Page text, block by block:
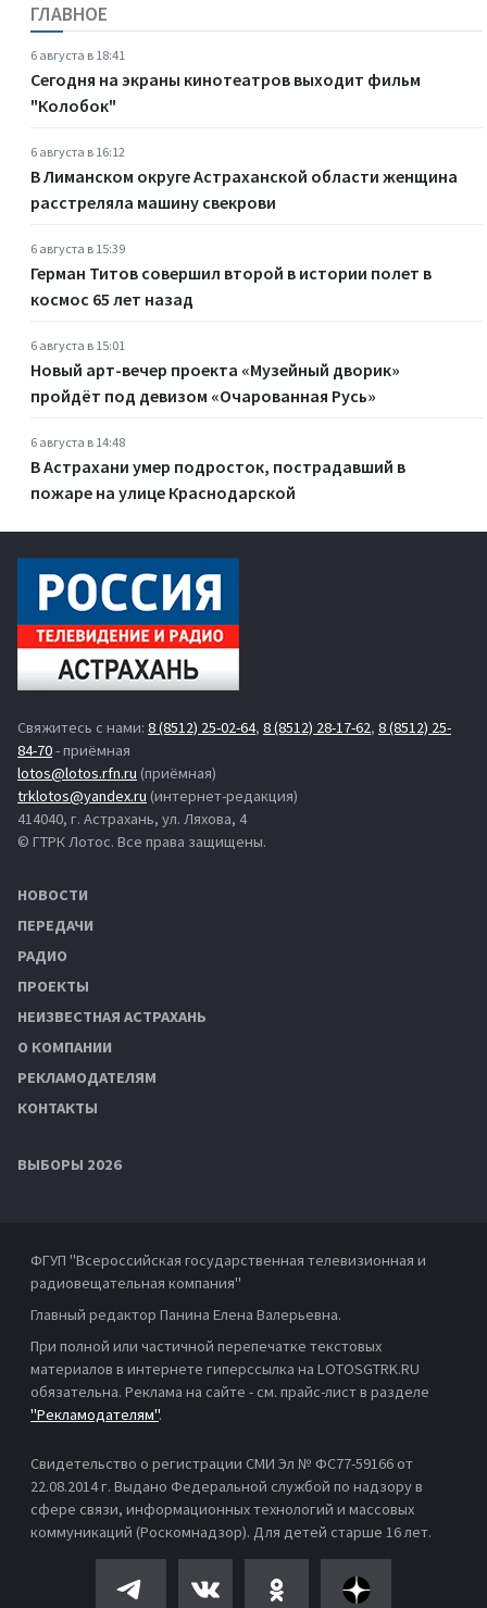
ГЛАВНОЕ
6 августа в 18:41
Сегодня на экраны кинотеатров выходит фильм
"Колобок"
6 августа в 16:12
В Лиманском округе Астраханской области женщина
расстреляла машину свекрови
6 августа в 15:39
Герман Титов совершил второй в истории полет в
космос 65 лет назад
6 августа в 15:01
Новый арт-вечер проекта «Музейный дворик»
пройдёт под девизом «Очарованная Русь»
6 августа в 14:48
В Астрахани умер подросток, пострадавший в
пожаре на улице Краснодарской
Свяжитесь с нами: 8 (8512) 25-02-64, 8 (8512) 28-17-62, 8 (8512) 25-
84-70- приёмная
lotos@lotos.rfn.ru (приёмная)
trklotos@yandex.ru (интернет-редакция)
414040, г. Астрахань, ул. Ляхова, 4
© ГТРК Лотос. Все права защищены.
НОВОСТИ
ПЕРЕДАЧИ
РАДИО
ПРОЕКТЫ
НЕИЗВЕСТНАЯ АСТРАХАНЬ
О КОМПАНИИ
РЕКЛАМОДАТЕЛЯМ
КОНТАКТЫ
ВЫБОРЫ 2026
ФГУП "Всероссийская государственная телевизионная и
радиовещательная компания"
Главный редактор Панина Елена Валерьевна.
При полной или частичной перепечатке текстовых
материалов в интернете гиперссылка на LOTOSGTRK.RU
обязательна. Реклама на сайте - см. прайс-лист в разделе
"Рекламодателям".
Свидетельство о регистрации СМИ Эл № ФС77-59166 от
22.08.2014 г. Выдано Федеральной службой по надзору в
сфере связи, информационных технологий и массовых
коммуникаций (Роскомнадзор). Для детей старше 16 лет.